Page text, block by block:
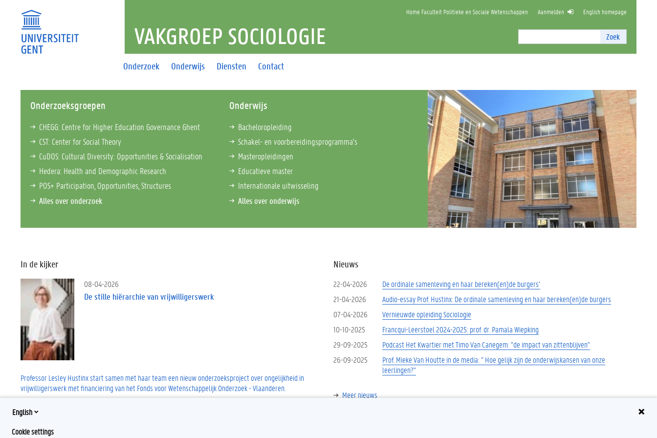
Zoek
Zoek
r
z
o
e
k
e
n
Home Faculteit Politieke en Sociale Wetenschappen Aanmelden English homepage
Onderzoek Onderwijs Diensten Contact
VAKGROEP SOCIOLOGIE
Onderzoeksgroepen
CHEGG: Centre for Higher Education Governance Ghent
CST: Center for Social Theory
CuDOS: Cultural Diversity: Opportunities & Socialisation
Hedera: Health and Demographic Research
POS+ Participation, Opportunities, Structures
Alles over onderzoek
Onderwijs
Bacheloropleiding
Schakel- en voorbereidingsprogramma's
Masteropleidingen
Educatieve master
Internationale uitwisseling
Alles over onderwijs
In de kijker
08-04-2026
De stille hiërarchie van vrijwilligerswerk
Professor Lesley Hustinx start samen met haar team een nieuw onderzoeksproject over ongelijkheid in
vrijwilligerswerk met financiering van het Fonds voor Wetenschappelijk Onderzoek - Vlaanderen.
Nieuws
22-04-2026
De ordinale samenleving en haar bereken(en)de burgers’
21-04-2026
Audio-essay Prof. Hustinx: De ordinale samenleving en haar bereken(en)de burgers
07-04-2026
Vernieuwde opleiding Sociologie
10-10-2025
Francqui-Leerstoel 2024-2025: prof. dr. Pamala Wiepking
29-09-2025
Podcast Het Kwartier met Timo Van Canegem: "de impact van zittenblijven"
26-09-2025
Prof. Mieke Van Houtte in de media: " Hoe gelijk zijn de onderwijskansen van onze
leerlingen?"
Meer nieuws
English
Cookie settings